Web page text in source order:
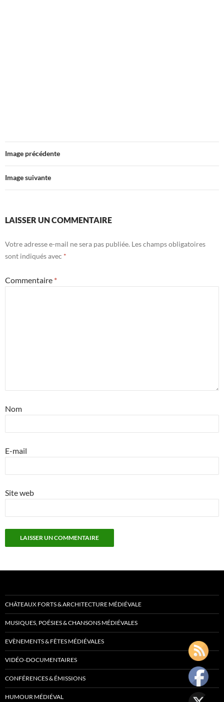
Image précédente
Image suivante
LAISSER UN COMMENTAIRE
Votre adresse e-mail ne sera pas publiée. Les champs obligatoires
sont indiqués avec *
Commentaire *
Nom
E-mail
Site web
CHÂTEAUX FORTS & ARCHITECTURE MÉDIÉVALE
MUSIQUES, POÉSIES & CHANSONS MÉDIÉVALES
EVÈNEMENTS & FÊTES MÉDIÉVALES
VIDÉO-DOCUMENTAIRES
CONFÉRENCES & ÉMISSIONS
HUMOUR MÉDIÉVAL